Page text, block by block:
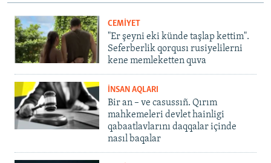
CEMİYET
"Er şeyni eki künde taşlap kettim".
Seferberlik qorqusı rusiyelilerni
kene memleketten quva
İNSAN AQLARI
Bir an – ve casussıñ. Qırım
mahkemeleri devlet hainligi
qabaatlavlarını daqqalar içinde
nasıl baqalar